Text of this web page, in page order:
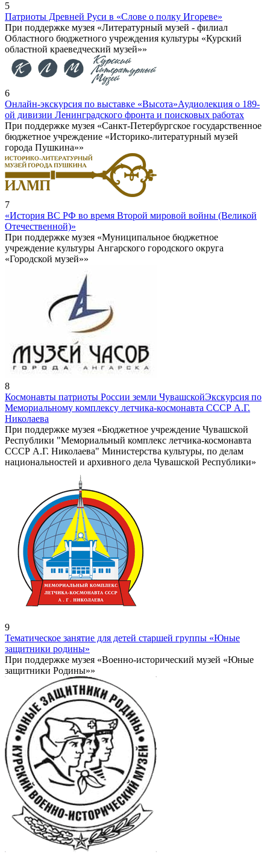
5
Патриоты Древней Руси в «Слове о полку Игореве»
При поддержке музея «Литературный музей - филиал
Областного бюджетного учреждения культуры «Курский
областной краеведческий музей»»
6
Онлайн-экскурсия по выставке «Высота»Аудиолекция о 189-
ой дивизии Ленинградского фронта и поисковых работах
При поддержке музея «Санкт-Петербургское государственное
бюджетное учреждение «Историко-литературный музей
города Пушкина»»
7
«История ВС РФ во время Второй мировой войны (Великой
Отечественной)»
При поддержке музея «Муниципальное бюджетное
учреждение культуры Ангарского городского округа
«Городской музей»»
8
Космонавты патриоты России земли ЧувашскойЭкскурсия по
Мемориальному комплексу летчика-космонавта СССР А.Г.
Николаева
При поддержке музея «Бюджетное учреждение Чувашской
Республики "Мемориальный комплекс летчика-космонавта
СССР А.Г. Николаева" Министерства культуры, по делам
национальностей и архивного дела Чувашской Республики»
9
Тематическое занятие для детей старшей группы «Юные
защитники родины»
При поддержке музея «Военно-исторический музей «Юные
защитники Родины»»